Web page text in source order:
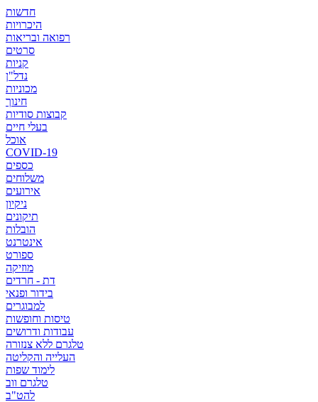
חדשות
היכרויות
רפואה ובריאות
סרטים
קניות
נדל"ן
מכוניות
חינוך
קבוצות סודיות
בעלי חיים
אוכל
COVID-19
כספים
משלוחים
אירועים
ניקיון
תיקונים
הובלות
אינטרנט
ספורט
מוזיקה
דת - חרדים
בידור ופנאי
למבוגרים
טיסות וחופשות
עבודות ודרושים
טלגרם ללא צנזורה
העלייה והקליטה
לימוד שפות
טלגרם ווב
להט"ב